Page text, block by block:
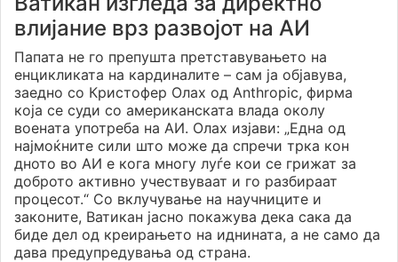
влијание врз развојот на АИ
Папата не го препушта претставувањето на
енцикликата на кардиналите – сам ја објавува,
заедно со Кристофер Олах од Anthropic, фирма
која се суди со американската влада околу
воената употреба на АИ. Олах изјави: „Една од
најмоќните сили што може да спречи трка кон
дното во АИ е кога многу луѓе кои се грижат за
доброто активно учествуваат и го разбираат
процесот.“ Со вклучување на научниците и
законите, Ватикан јасно покажува дека сака да
биде дел од креирањето на иднината, а не само да
дава предупредувања од страна.